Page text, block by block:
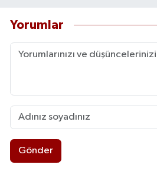
Yorumlar
Gönder